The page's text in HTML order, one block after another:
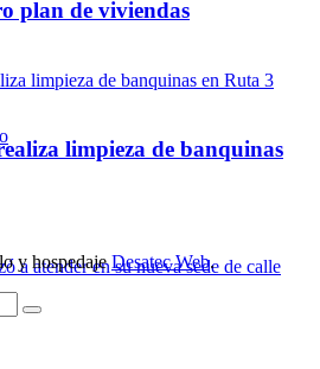
plan de viviendas
limpieza de banquinas
y hospedajeDesatec Web.